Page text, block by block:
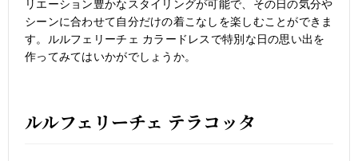
リエーション豊かなスタイリングが可能で、その日の気分や
シーンに合わせて自分だけの着こなしを楽しむことができま
す。ルルフェリーチェ カラードレスで特別な日の思い出を
作ってみてはいかがでしょうか。
ルルフェリーチェ テラコッタ